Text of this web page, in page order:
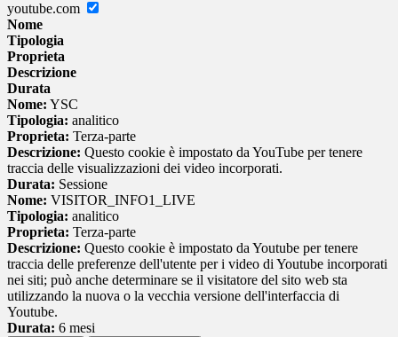
youtube.com
Nome
Tipologia
Proprieta
Descrizione
Durata
Nome: YSC
Tipologia: analitico
Proprieta: Terza-parte
Descrizione: Questo cookie è impostato da YouTube per tenere
traccia delle visualizzazioni dei video incorporati.
Durata: Sessione
Nome: VISITOR_INFO1_LIVE
Tipologia: analitico
Proprieta: Terza-parte
Descrizione: Questo cookie è impostato da Youtube per tenere
traccia delle preferenze dell'utente per i video di Youtube incorporati
nei siti; può anche determinare se il visitatore del sito web sta
utilizzando la nuova o la vecchia versione dell'interfaccia di
Youtube.
Durata: 6 mesi